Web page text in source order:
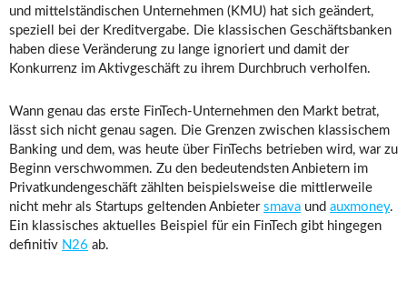
und mittelständischen Unternehmen (KMU) hat sich geändert,
speziell bei der Kreditvergabe. Die klassischen Geschäftsbanken
haben diese Veränderung zu lange ignoriert und damit der
Konkurrenz im Aktivgeschäft zu ihrem Durchbruch verholfen.
Wann genau das erste FinTech-Unternehmen den Markt betrat,
lässt sich nicht genau sagen. Die Grenzen zwischen klassischem
Banking und dem, was heute über FinTechs betrieben wird, war zu
Beginn verschwommen. Zu den bedeutendsten Anbietern im
Privatkundengeschäft zählten beispielsweise die mittlerweile
nicht mehr als Startups geltenden Anbieter smava und auxmoney.
Ein klassisches aktuelles Beispiel für ein FinTech gibt hingegen
definitiv N26 ab.